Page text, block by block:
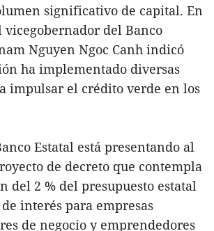
significativo de capital. En
vicegobernador del Banco
Nguyen Ngoc Canh indicó
ha implementado diversas
impulsar el crédito verde en los
Estatal está presentando al
de decreto que contempla
del 2 % del presupuesto estatal
de interés para empresas
de negocio y emprendedores